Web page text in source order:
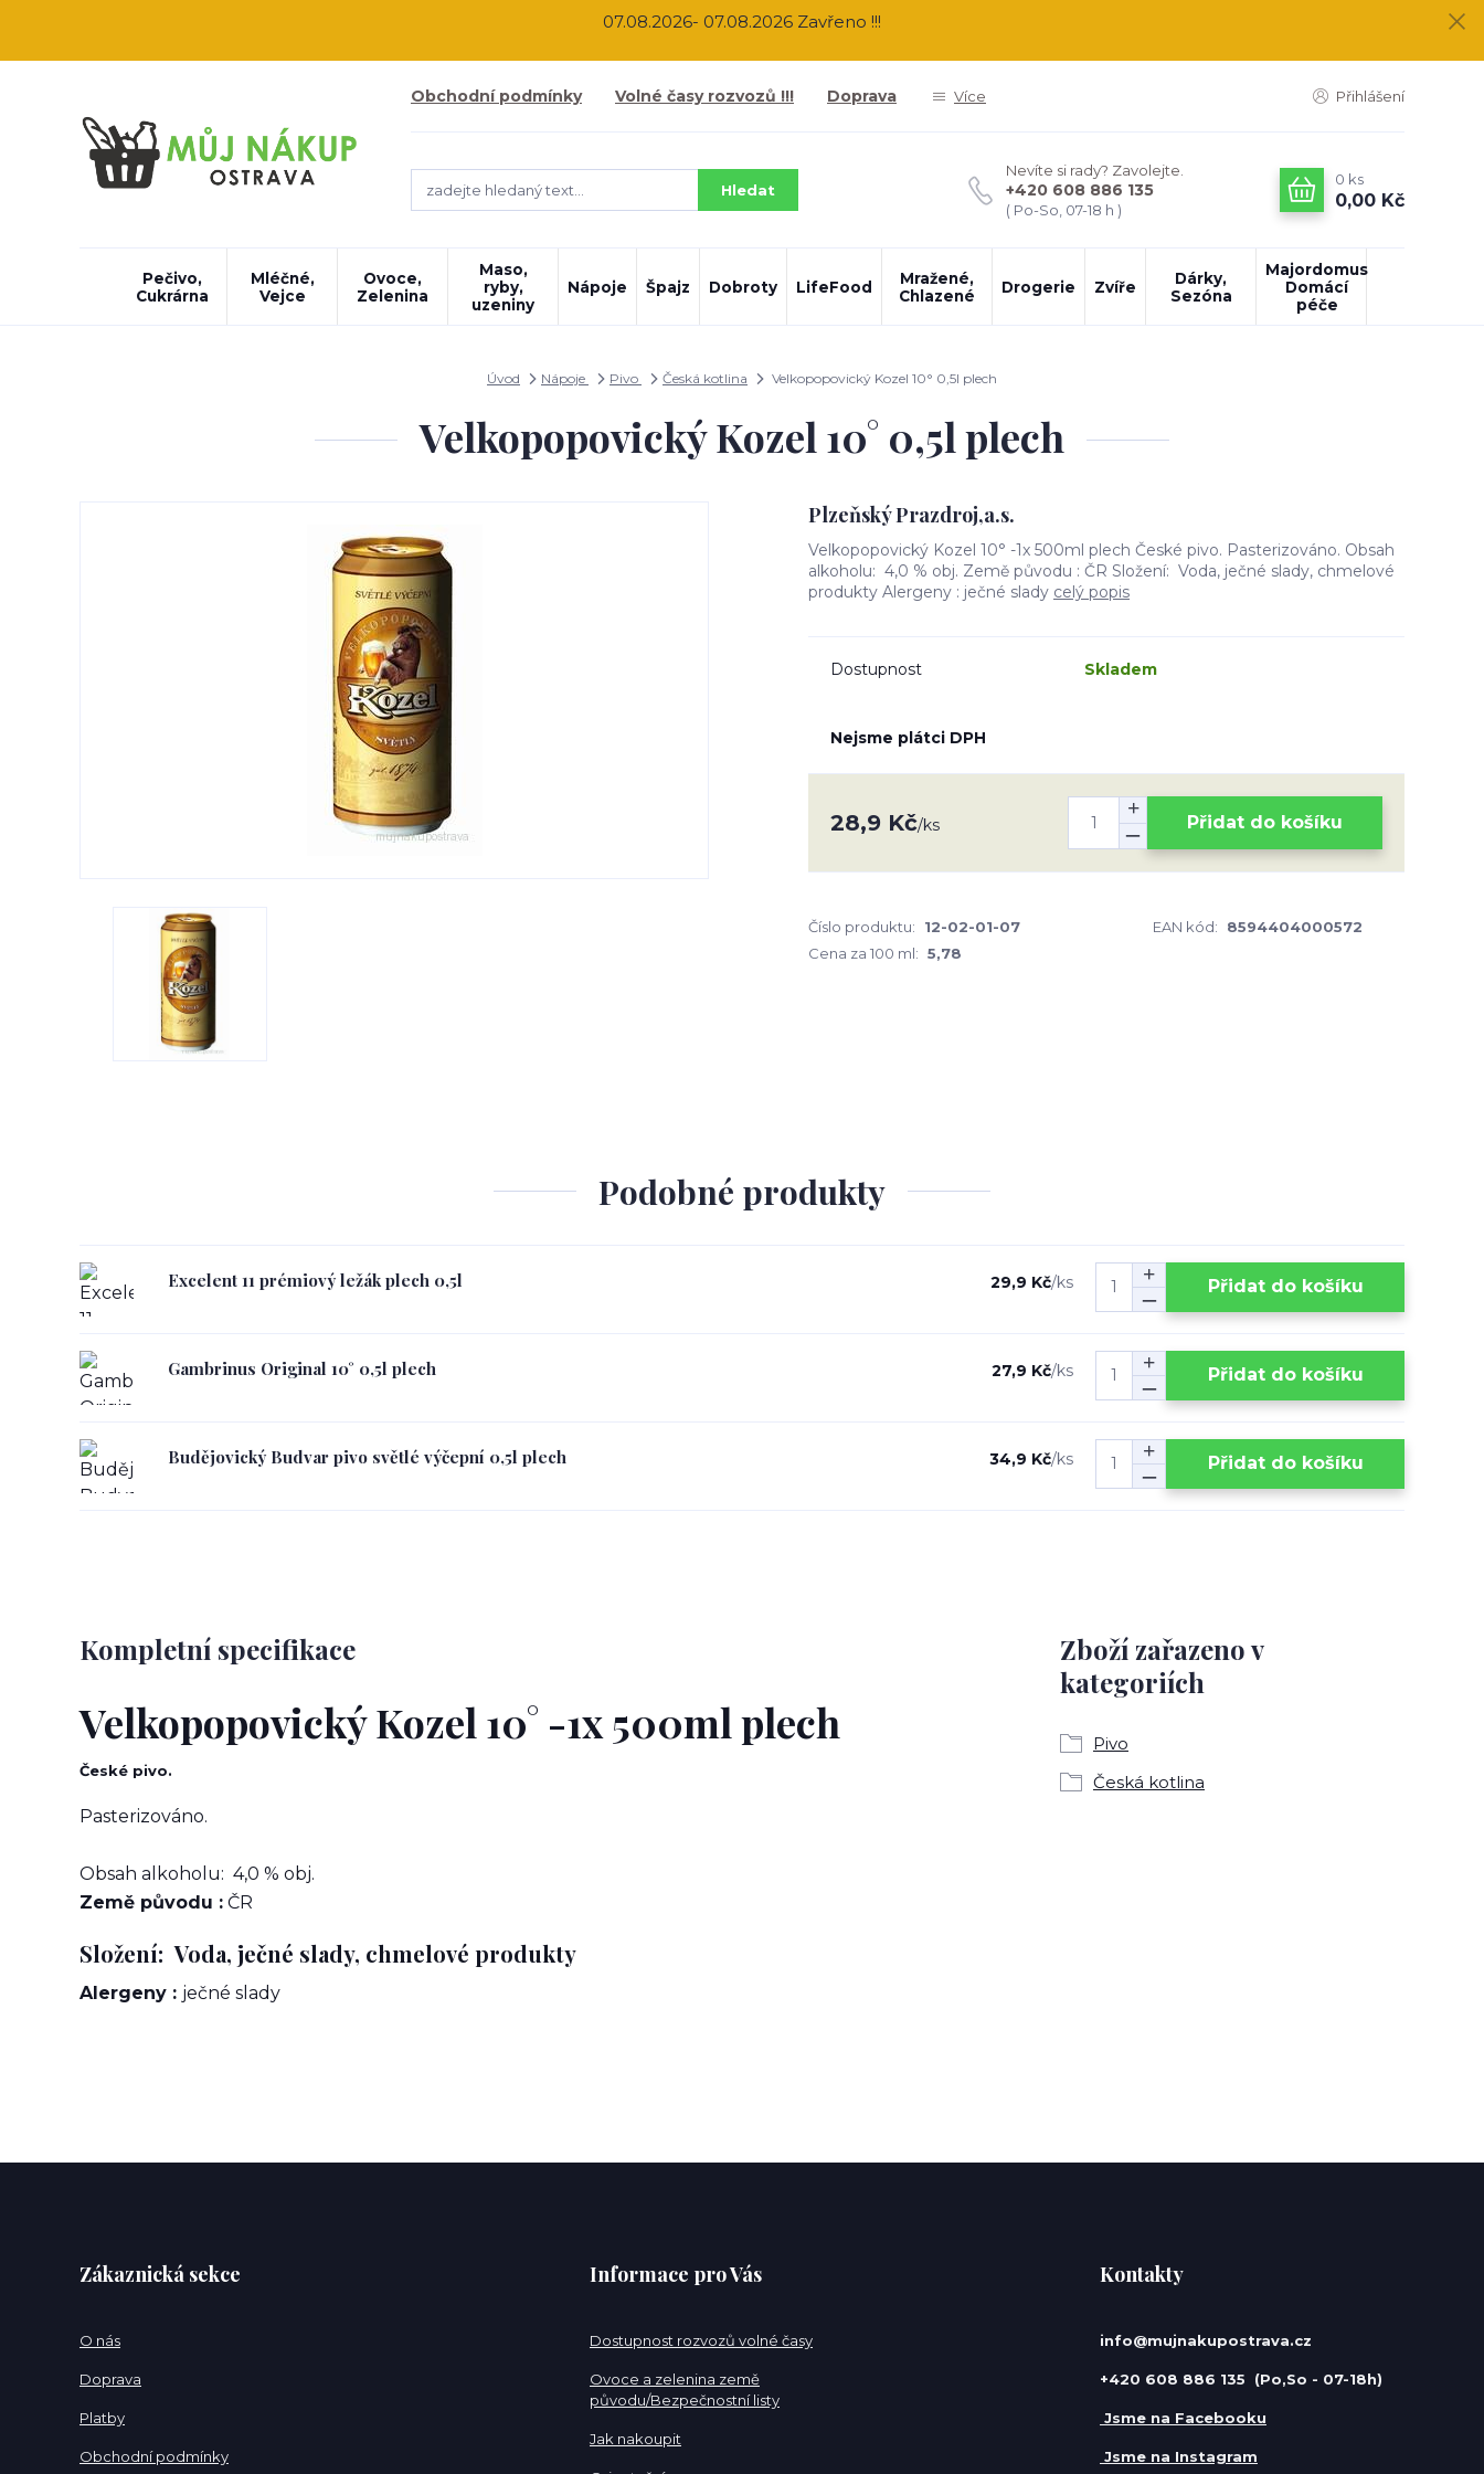
07.08.2026- 07.08.2026 Zavřeno !!!
Obchodní podmínky Volné časy rozvozů !!! Doprava Více Přihlášení
Hledat
Nevíte si rady? Zavolejte.
+420 608 886 135
( Po-So, 07-18 h )
0 ks
0,00 Kč
Pečivo,
Cukrárna
Mléčné,
Vejce
Ovoce,
Zelenina
Maso,
ryby,
uzeniny
Nápoje Špajz Dobroty LifeFood
Mražené,
Chlazené
Drogerie Zvíře
Dárky,
Sezóna
Majordomus
Domácí
péče
Úvod Nápoje Pivo Česká kotlina Velkopopovický Kozel 10° 0,5l plech
Velkopopovický Kozel 10° 0,5l plech
Plzeňský Prazdroj,a.s.
Velkopopovický Kozel 10° -1x 500ml plech České pivo. Pasterizováno. Obsah
alkoholu: 4,0 % obj. Země původu : ČR Složení: Voda, ječné slady, chmelové
produkty Alergeny : ječné slady celý popis
Dostupnost Skladem
Nejsme plátci DPH
28,9 Kč/ks Přidat do košíku
Číslo produktu: 12-02-01-07 EAN kód:
8594404000572
Cena za 100 ml: 5,78
Podobné produkty
Excelent 11 prémiový ležák plech 0,5l 29,9 Kč/ks Přidat do košíku
Gambrinus Original 10° 0,5l plech 27,9 Kč/ks Přidat do košíku
Budějovický Budvar pivo světlé výčepní 0,5l plech 34,9 Kč/ks Přidat do košíku
Kompletní specifikace
Velkopopovický Kozel 10° -1x 500ml plech
České pivo.
Pasterizováno.
Obsah alkoholu: 4,0 % obj.
Země původu : ČR
Složení:Voda, ječné slady, chmelové produkty
Alergeny : ječné slady
Zboží zařazeno v
kategoriích
Pivo
Česká kotlina
Zákaznická sekce
O nás
Doprava
Platby
Obchodní podmínky
Informace pro Vás
Dostupnost rozvozů volné časy
Ovoce a zelenina země
původu/Bezpečnostní listy
Jak nakoupit
Kontakty
info@mujnakupostrava.cz
+420 608 886 135 (Po,So - 07-18h)
Jsme na Facebooku
Jsme na Instagram